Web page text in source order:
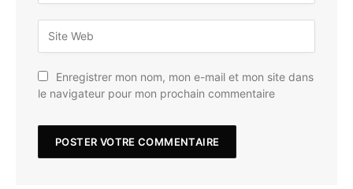
Enregistrer mon nom, mon e-mail et mon site dans
le navigateur pour mon prochain commentaire